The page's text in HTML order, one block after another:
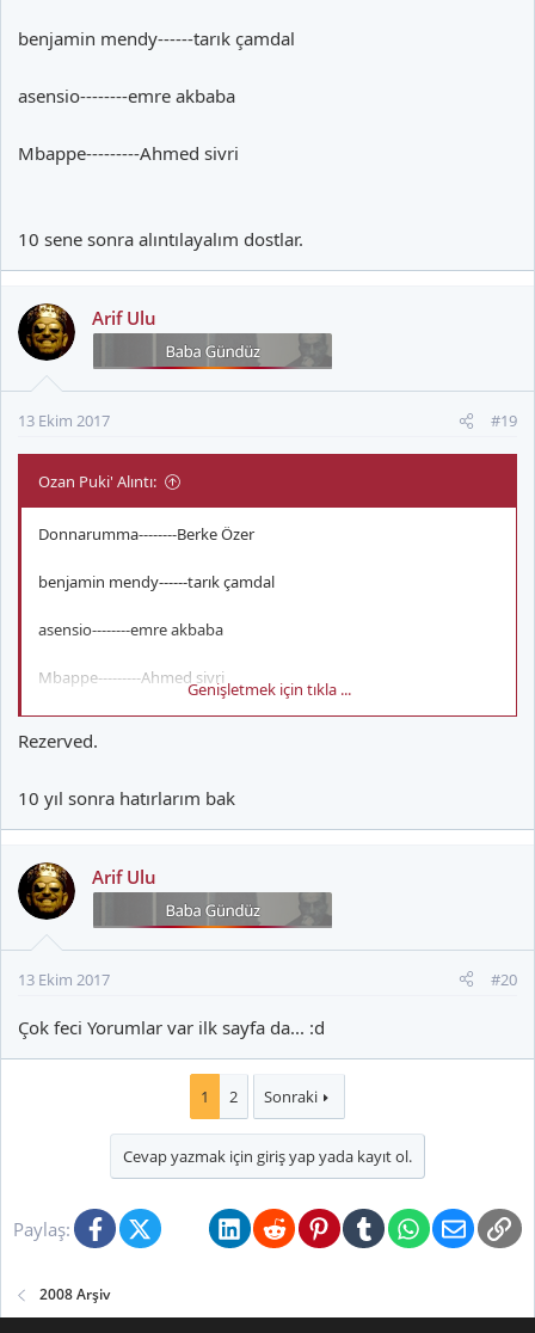
benjamin mendy------tarık çamdal
asensio--------emre akbaba
Mbappe---------Ahmed sivri
10 sene sonra alıntılayalım dostlar.
Arif Ulu
13 Ekim 2017 #19
Ozan Puki' Alıntı:
Donnarumma--------Berke Özer
benjamin mendy------tarık çamdal
asensio--------emre akbaba
Mbappe---------Ahmed sivri
10 sene sonra alıntılayalım dostlar.
Genişletmek için tıkla ...
Rezerved.
10 yıl sonra hatırlarım bak
Arif Ulu
13 Ekim 2017 #20
Çok feci Yorumlar var ilk sayfa da... :d
1 2 Sonraki
Cevap yazmak için giriş yap yada kayıt ol.
Paylaş: FacebookX (Twitter)BlueskyLinkedInRedditPinterestTumblrWhatsApp
E-posta
2008 Arşiv